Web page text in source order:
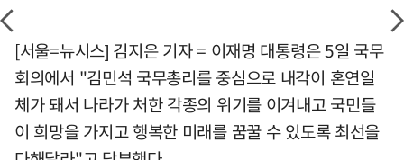
[서울=뉴시스] 김지은 기자 = 이재명 대통령은 5일 국무
회의에서 "김민석 국무총리를 중심으로 내각이 혼연일
체가 돼서 나라가 처한 각종의 위기를 이겨내고 국민들
이 희망을 가지고 행복한 미래를 꿈꿀 수 있도록 최선을